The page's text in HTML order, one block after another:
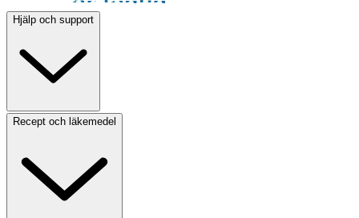
Hjälp och support
Recept och läkemedel